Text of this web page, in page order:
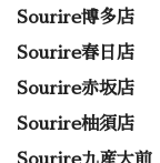
Sourire博多店
Sourire春日店
Sourire赤坂店
Sourire柚須店